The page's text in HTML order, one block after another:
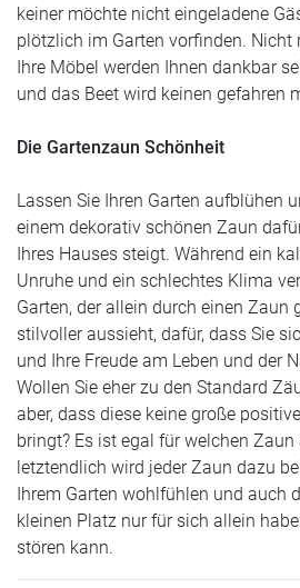
keiner möchte nicht eingeladene
plötzlich im Garten vorfinden. Nicht
Ihre Möbel werden Ihnen dankbar
und das Beet wird keinen gefahren
Die Gartenzaun Schönheit
Lassen Sie Ihren Garten aufblühen
einem dekorativ schönen Zaun
Ihres Hauses steigt. Während ein
Unruhe und ein schlechtes Klima
Garten, der allein durch einen Zaun
stilvoller aussieht, dafür, dass Sie
und Ihre Freude am Leben und der
Wollen Sie eher zu den Standard
aber, dass diese keine große
bringt? Es ist egal für welchen
letztendlich wird jeder Zaun dazu
Ihrem Garten wohlfühlen und auch
kleinen Platz nur für sich allein
stören kann.